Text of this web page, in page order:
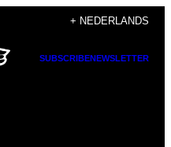
+ NEDERLANDS
SUBSCRIBENEWSLETTER